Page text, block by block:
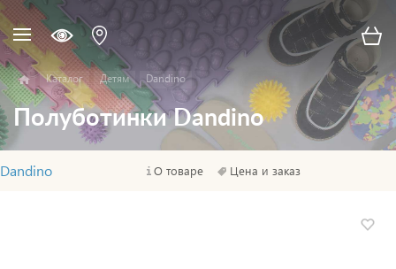
Каталог Детям Dandino
Полуботинки Dandino
Dandino О товаре Цена и заказ